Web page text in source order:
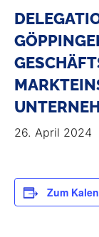
26. April 2024
Zum